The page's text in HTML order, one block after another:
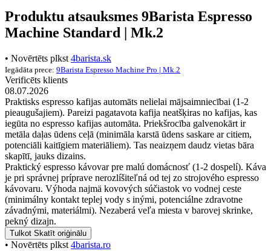
Produktu atsauksmes 9Barista Espresso
Machine Standard | Mk.2
• Novērtēts plkst 4barista.sk
Iegādāta prece: 9Barista Espresso Machine Pro | Mk.2
Verificēts klients
08.07.2026
Praktisks espresso kafijas automāts nelielai mājsaimniecībai (1-2
pieaugušajiem). Pareizi pagatavota kafija neatšķiras no kafijas, kas
iegūta no espresso kafijas automāta. Priekšrocība galvenokārt ir
metāla daļas ūdens ceļā (minimāla karstā ūdens saskare ar citiem,
potenciāli kaitīgiem materiāliem). Tas neaizņem daudz vietas bāra
skapītī, jauks dizains.
Praktický espresso kávovar pre malú domácnosť (1-2 dospelí). Káva
je pri správnej príprave nerozlíšiteľná od tej zo strojového espresso
kávovaru. Výhoda najmä kovových súčiastok vo vodnej ceste
(minimálny kontakt teplej vody s inými, potenciálne zdravotne
závadnými, materiálmi). Nezaberá veľa miesta v barovej skrinke,
pekný dizajn.
Tulkot Skatīt oriģinālu
• Novērtēts plkst 4barista.ro